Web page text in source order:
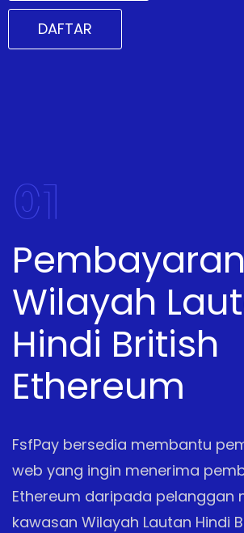
DAFTAR
01
Pembayaran
Wilayah
Hindi British
Ethereum
FsfPay bersedia membantu
web yang ingin menerima
Ethereum daripada pelanggan
kawasan Wilayah Lautan Hindi